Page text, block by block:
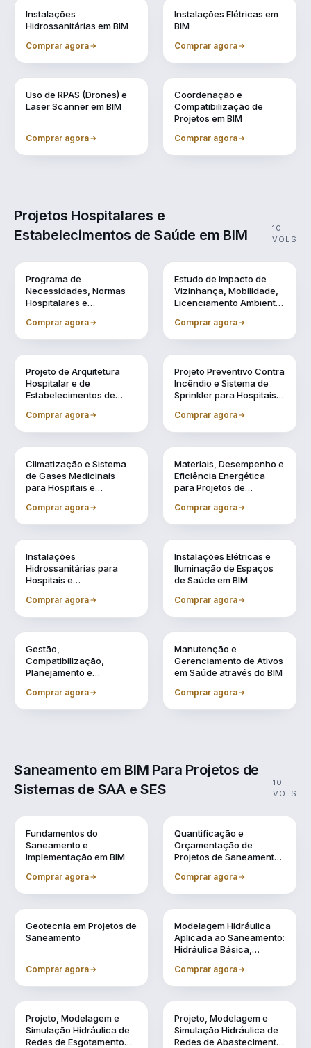
Instalações
Hidrossanitárias em BIM
Comprar agora
Instalações Elétricas em
BIM
Comprar agora
Uso de RPAS (Drones) e
Laser Scanner em BIM
Comprar agora
Coordenação e
Compatibilização de
Projetos em BIM
Comprar agora
Projetos Hospitalares e
Estabelecimentos de Saúde em BIM
10
VOLS
Programa de
Necessidades, Normas
Hospitalares e
Equipamentos Médicos
Comprar agora
Estudo de Impacto de
Vizinhança, Mobilidade,
Licenciamento Ambiental
Comprar agora
Projeto de Arquitetura
Hospitalar e de
Estabelecimentos de
Comprar agora
Projeto Preventivo Contra
Incêndio e Sistema de
Sprinkler para Hospitais e
Saúde
Comprar agora
Climatização e Sistema
de Gases Medicinais
para Hospitais e
Saúde em BIM
Comprar agora
Materiais, Desempenho e
Eficiência Energética
para Projetos de
Saúde
Comprar agora
Instalações
Hidrossanitárias para
Hospitais e
Saúde em BIM
Comprar agora
Instalações Elétricas e
Iluminação de Espaços
de Saúde em BIM
Comprar agora
Gestão,
Compatibilização,
Planejamento e
Comprar agora
Manutenção e
Gerenciamento de Ativos
em Saúde através do BIM
Comprar agora
Saneamento em BIM Para Projetos de
Sistemas de SAA e SES
10
VOLS
Fundamentos do
Saneamento e
Implementação em BIM
Comprar agora
Quantificação e
Orçamentação de
Projetos de Saneamento
Comprar agora
Geotecnia em Projetos de
Saneamento
Comprar agora
Modelagem Hidráulica
Aplicada ao Saneamento:
Hidráulica Básica,
Reservação
Comprar agora
Projeto, Modelagem e
Simulação Hidráulica de
Redes de Esgotamento
Projeto, Modelagem e
Simulação Hidráulica de
Redes de Abastecimento